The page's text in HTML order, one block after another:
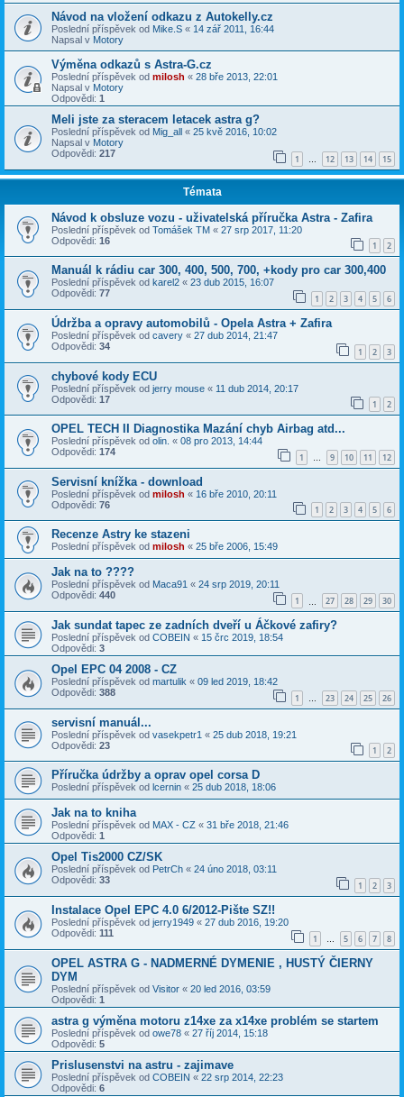
Návod na vložení odkazu z Autokelly.cz
Poslední příspěvek od Mike.S « 14 zář 2011, 16:44
Napsal v Motory
Výměna odkazů s Astra-G.cz
Poslední příspěvek od milosh « 28 bře 2013, 22:01
Napsal v Motory
Odpovědi: 1
Meli jste za steracem letacek astra g?
Poslední příspěvek od Mig_all « 25 kvě 2016, 10:02
Napsal v Motory
Odpovědi: 217 1 … 12 13 14 15
Témata
Návod k obsluze vozu - uživatelská příručka Astra - Zafira
Poslední příspěvek od Tomášek TM « 27 srp 2017, 11:20
Odpovědi: 16 1 2
Manuál k rádiu car 300, 400, 500, 700, +kody pro car 300,400
Poslední příspěvek od karel2 « 23 dub 2015, 16:07
Odpovědi: 77 1 2 3 4 5 6
Údržba a opravy automobilů - Opela Astra + Zafira
Poslední příspěvek od cavery « 27 dub 2014, 21:47
Odpovědi: 34 1 2 3
chybové kody ECU
Poslední příspěvek od jerry mouse « 11 dub 2014, 20:17
Odpovědi: 17 1 2
OPEL TECH II Diagnostika Mazání chyb Airbag atd...
Poslední příspěvek od olin. « 08 pro 2013, 14:44
Odpovědi: 174 1 … 9 10 11 12
Servisní knížka - download
Poslední příspěvek od milosh « 16 bře 2010, 20:11
Odpovědi: 76 1 2 3 4 5 6
Recenze Astry ke stazeni
Poslední příspěvek od milosh « 25 bře 2006, 15:49
Jak na to ????
Poslední příspěvek od Maca91 « 24 srp 2019, 20:11
Odpovědi: 440 1 27 28 29 30
Jak sundat tapec ze zadních dveří u Áčkové zafiry?
Poslední příspěvek od COBEIN « 15 črc 2019, 18:54
Odpovědi: 3
Opel EPC 04 2008 - CZ
Poslední příspěvek od martulik « 09 led 2019, 18:42
Odpovědi: 388 1 … 23 24 25 26
servisní manuál...
Poslední příspěvek od vasekpetr1 « 25 dub 2018, 19:21
Odpovědi: 23 1 2
Příručka údržby a oprav opel corsa D
Poslední příspěvek od lcernin « 25 dub 2018, 18:06
Jak na to kniha
Poslední příspěvek od MAX - CZ « 31 bře 2018, 21:46
Odpovědi: 1
Opel Tis2000 CZ/SK
Poslední příspěvek od PetrCh « 24 úno 2018, 03:11
Odpovědi: 33 1 2 3
Instalace Opel EPC 4.0 6/2012-Pište SZ!!
Poslední příspěvek od jerry1949 « 27 dub 2016, 19:20
Odpovědi: 111 1 … 5 6 7 8
OPEL ASTRA G - NADMERNÉ DYMENIE , HUSTÝ ČIERNY
DYM
Poslední příspěvek od Visitor « 20 led 2016, 03:59
Odpovědi: 1
astra g výměna motoru z14xe za x14xe problém se startem
Poslední příspěvek od owe78 « 27 říj 2014, 15:18
Odpovědi: 5
Prislusenstvi na astru - zajimave
Poslední příspěvek od COBEIN « 22 srp 2014, 22:23
Odpovědi: 6